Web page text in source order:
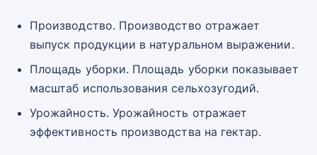
Производство. Производство отражает
выпуск продукции в натуральном выражении.
Площадь уборки. Площадь уборки показывает
масштаб использования сельхозугодий.
Урожайность. Урожайность отражает
эффективность производства на гектар.